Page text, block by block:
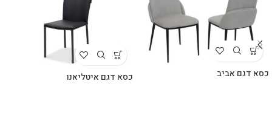
כסא דגם אביב כסא דגם איטליאנו